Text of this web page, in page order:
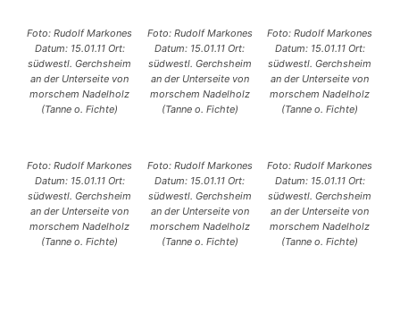
Foto: Rudolf Markones
Datum: 15.01.11 Ort:
südwestl. Gerchsheim
an der Unterseite von
morschem Nadelholz
(Tanne o. Fichte)
Foto: Rudolf Markones
Datum: 15.01.11 Ort:
südwestl. Gerchsheim
an der Unterseite von
morschem Nadelholz
(Tanne o. Fichte)
Foto: Rudolf Markones
Datum: 15.01.11 Ort:
südwestl. Gerchsheim
an der Unterseite von
morschem Nadelholz
(Tanne o. Fichte)
Foto: Rudolf Markones
Datum: 15.01.11 Ort:
südwestl. Gerchsheim
an der Unterseite von
morschem Nadelholz
(Tanne o. Fichte)
Foto: Rudolf Markones
Datum: 15.01.11 Ort:
südwestl. Gerchsheim
an der Unterseite von
morschem Nadelholz
(Tanne o. Fichte)
Foto: Rudolf Markones
Datum: 15.01.11 Ort:
südwestl. Gerchsheim
an der Unterseite von
morschem Nadelholz
(Tanne o. Fichte)